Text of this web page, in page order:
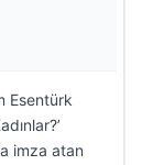
Esentürk
imza atan